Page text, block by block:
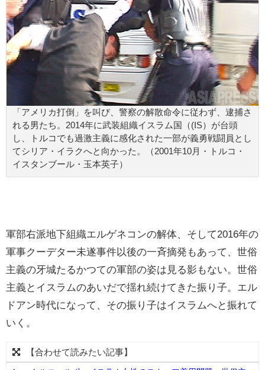
「アメリカ打倒」を叫び、警察の解散命令に従わず、逮捕さ
れる男たち。2014年に武装組織イスラム国（(IS）が台頭
し、トルコでも過激主義に感化された一部が義勇戦闘員とし
てシリア・イラクへと向かった。（2001年10月・トルコ・
イスタンブール・玉本英子）
軍部右派地下組織エルゲネコンの解体、そして2016年の
軍事クーデター未遂事件以後の一斉摘発もあって、世俗
主義の牙城たるかつての軍部の姿は見る影もない。世俗
主義とイスラムのあいだで揺れ続けてきた振り子。エル
ドアン時代になって、その振り子はイスラムへと振れて
いく。
【合わせて読みたい記事】